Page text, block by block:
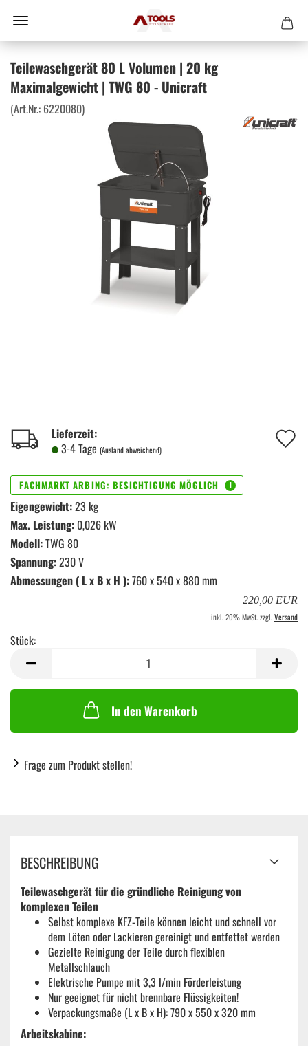
Teilewaschgerät 80 L Volumen | 20 kg
Maximalgewicht | TWG 80 - Unicraft
(Art.Nr.: 6220080)
Lieferzeit:
3-4 Tage (Ausland abweichend)
Eigengewicht:23 kg
Max. Leistung: 0,026 kW
Modell:TWG 80
Spannung:230 V
Abmessungen ( L x B x H ):760 x 540 x 880 mm
220,00 EUR
inkl. 20% MwSt. zzgl.Versand
Stück:
In den Warenkorb
Frage zum Produkt stellen!
BESCHREIBUNG
Teilewaschgerät für die gründliche Reinigung von
komplexen Teilen
Selbst komplexe KFZ-Teile können leicht und schnell vor
dem Löten oder Lackieren gereinigt und entfettet werden
Gezielte Reinigung der Teile durch flexiblen
Metallschlauch
Elektrische Pumpe mit 3,3 l/min Förderleistung
Nur geeignet für nicht brennbare Flüssigkeiten!
Verpackungsmaße (L x B x H): 790 x 550 x 320 mm
Arbeitskabine: